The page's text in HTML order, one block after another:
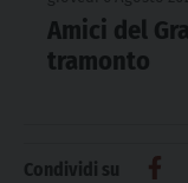
Amici del
tramonto
Condividi su